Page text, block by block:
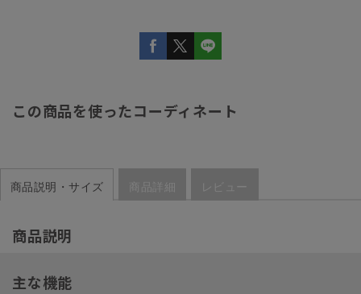
この商品を使ったコーディネート
商品説明・サイズ 商品詳細 レビュー
商品説明
主な機能